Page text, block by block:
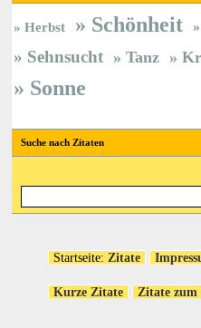
Herbst Schönheit
Sehnsucht Tanz
Sonne
Suche nach Zitaten
Startseite: Zitate
Kurze Zitate Zitate zum